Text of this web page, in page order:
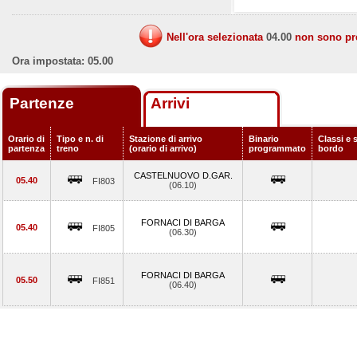
Nell'ora selezionata 04.00 non sono
Ora impostata: 05.00
Partenze Arrivi
Orario di
partenza
Tipo e n. di
treno
Stazione di arrivo
(orario di arrivo)
Binario
programmato
Classi e
bordo
05.40 FI803
CASTELNUOVO D.GAR.
(06.10)
05.40 FI805
FORNACI DI BARGA
(06.30)
05.50 FI851
FORNACI DI BARGA
(06.40)